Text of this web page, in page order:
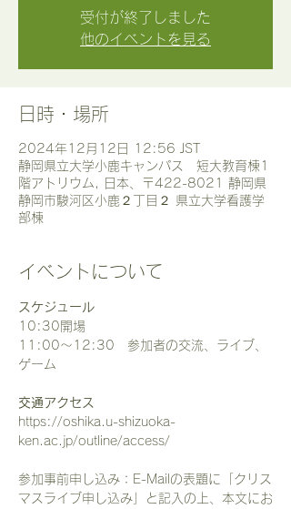
受付が終了しました
他のイベントを見る
日時・場所
2024年12月12日 12:56 JST
静岡県立大学小鹿キャンパス 短大教育棟1
階アトリウム, 日本、〒422-8021 静岡県
静岡市駿河区小鹿２丁目２ 県立大学看護学
部棟
イベントについて
スケジュール
10:30開場
11:00～12:30　参加者の交流、ライブ、
ゲーム
交通アクセス
https://oshika.u-shizuoka-
ken.ac.jp/outline/access/
参加事前申し込み：E-Mailの表題に「クリス
マスライブ申し込み」と記入の上、本文にお